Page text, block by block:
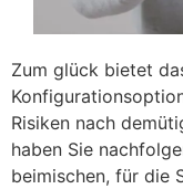
Zum glück bietet
Risiken nach
haben Sie
beimischen, für die